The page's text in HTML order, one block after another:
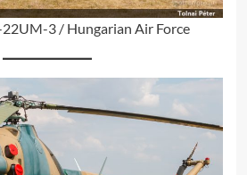
22UM-3 / Hungarian Air Force